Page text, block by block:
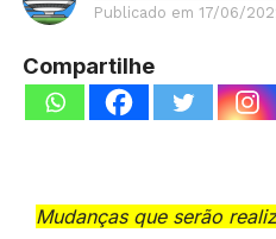
Publicado em 17/06/
Compartilhe
Mudanças que serão